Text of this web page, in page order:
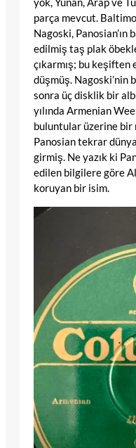
yok, Yunan, Arap ve
parça mevcut.
Nagoski, Panosian’ın
edilmiş taş plak
çıkarmış; bu keşiften
düşmüş. Nagoski’nin
sonra üç disklik bir
yılında Armenian
buluntular üzerine bir
Panosian tekrar
girmiş. Ne yazık ki
edilen bilgilere göre
koruyan bir isim.